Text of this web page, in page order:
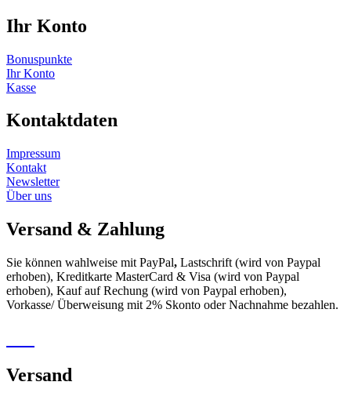
Ihr Konto
Bonuspunkte
Ihr Konto
Kasse
Kontaktdaten
Impressum
Kontakt
Newsletter
Über uns
Versand & Zahlung
Sie können wahlweise mit PayPal, Lastschrift (wird von Paypal
erhoben), Kreditkarte MasterCard & Visa (wird von Paypal
erhoben), Kauf auf Rechung (wird von Paypal erhoben),
Vorkasse/ Überweisung mit 2% Skonto oder Nachnahme bezahlen.
Versand